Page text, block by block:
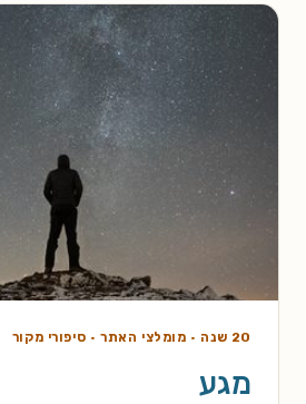
20 שנה · מומלצי האתר· סיפורי מקור
מגע